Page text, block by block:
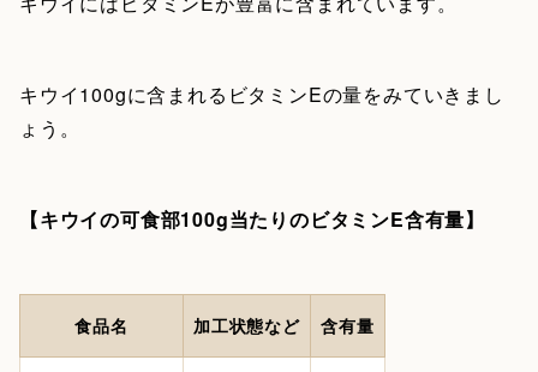
キウイ100gに含まれるビタミンEの量をみていきまし
ょう。
【キウイの可食部100g当たりのビタミンE含有量】
食品名 加工状態など 含有量